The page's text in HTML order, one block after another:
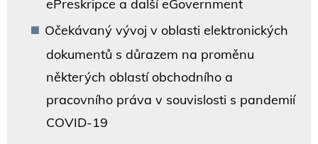
ePreskripce a další eGovernment
Očekávaný vývoj v oblasti elektronických
dokumentů s důrazem na proměnu
některých oblastí obchodního a
pracovního práva v souvislosti s pandemií
COVID-19